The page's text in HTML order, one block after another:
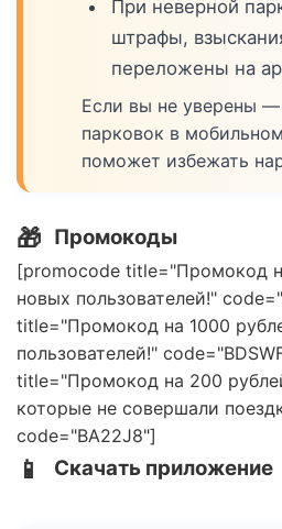
При неверной
штрафы,
переложены на
Если вы не уверены —
парковок в
поможет избежать
🎁 Промокоды
[promocode title="Промокод
новых пользователей!"
title="Промокод на 1000
пользователей!"
title="Промокод на 200
которые не совершали
code="BA22J8"]
📱 Скачать приложение